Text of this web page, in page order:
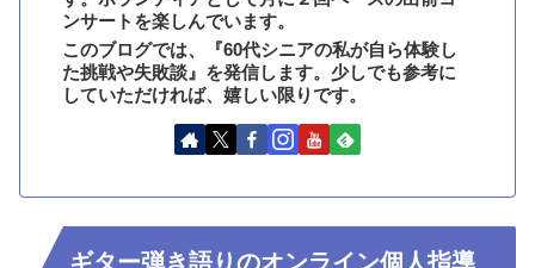
ンサートを楽しんでいます。
このブログでは、『60代シニアの私が自ら体験し
た挑戦や失敗談』を発信します。少しでも参考に
していただければ、嬉しい限りです。
ギター弾き語りのオンライン個人指導